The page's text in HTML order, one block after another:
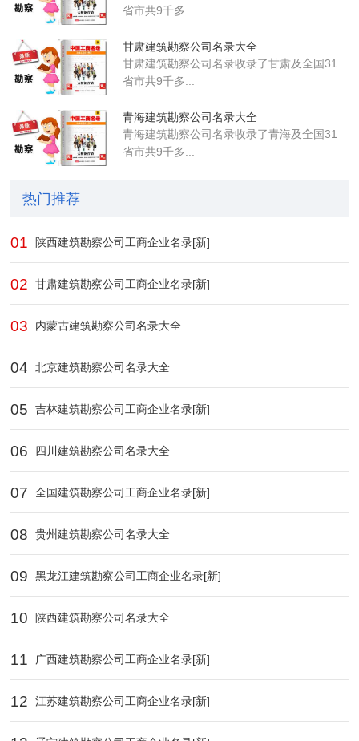
省市共9千多...
甘肃建筑勘察公司名录大全
甘肃建筑勘察公司名录收录了甘肃及全国31
省市共9千多...
青海建筑勘察公司名录大全
青海建筑勘察公司名录收录了青海及全国31
省市共9千多...
热门推荐
01 陕西建筑勘察公司工商企业名录[新]
02 甘肃建筑勘察公司工商企业名录[新]
03 内蒙古建筑勘察公司名录大全
04 北京建筑勘察公司名录大全
05 吉林建筑勘察公司工商企业名录[新]
06 四川建筑勘察公司名录大全
07 全国建筑勘察公司工商企业名录[新]
08 贵州建筑勘察公司名录大全
09 黑龙江建筑勘察公司工商企业名录[新]
10 陕西建筑勘察公司名录大全
11 广西建筑勘察公司工商企业名录[新]
12 江苏建筑勘察公司工商企业名录[新]